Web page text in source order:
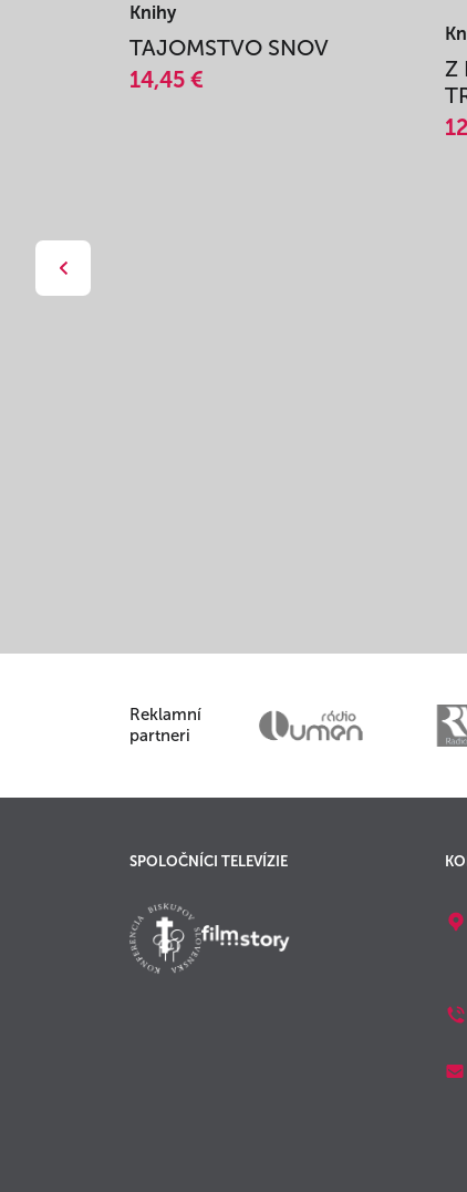
Knihy
TAJOMSTVO SNOV
14,45 €
Z
Reklamní
partneri
SPOLOČNÍCI TELEVÍZIE